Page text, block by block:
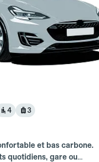
4 3
et bas carbone.
quotidiens, gare ou